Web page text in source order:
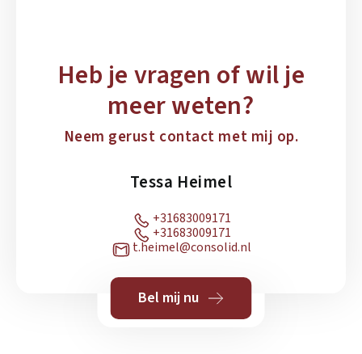
Heb je vragen of wil je
meer weten?
Neem gerust contact met mij op.
Tessa Heimel
+31683009171
+31683009171
t.heimel@consolid.nl
Bel mij nu